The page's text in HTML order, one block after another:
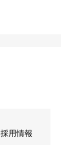
採用情報